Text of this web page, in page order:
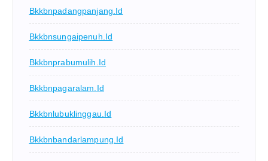
Bkkbnpadangpanjang.id
Bkkbnsungaipenuh.id
Bkkbnprabumulih.id
Bkkbnpagaralam.id
Bkkbnlubuklinggau.id
Bkkbnbandarlampung.id